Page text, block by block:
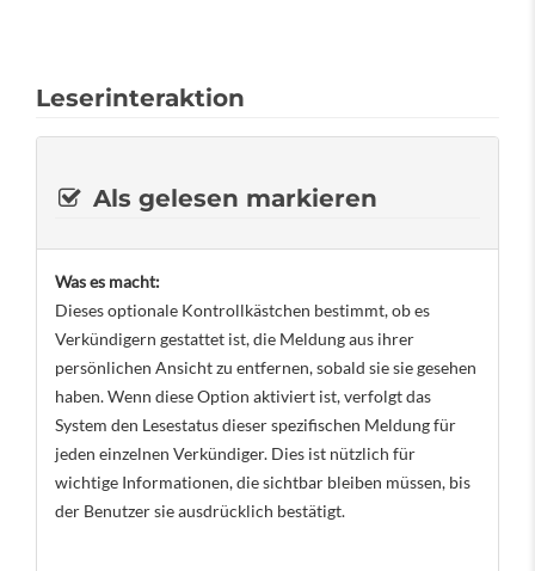
Leserinteraktion
Als gelesen markieren
Was es macht:
Dieses optionale Kontrollkästchen bestimmt, ob es
Verkündigern gestattet ist, die Meldung aus ihrer
persönlichen Ansicht zu entfernen, sobald sie sie gesehen
haben. Wenn diese Option aktiviert ist, verfolgt das
System den Lesestatus dieser spezifischen Meldung für
jeden einzelnen Verkündiger. Dies ist nützlich für
wichtige Informationen, die sichtbar bleiben müssen, bis
der Benutzer sie ausdrücklich bestätigt.